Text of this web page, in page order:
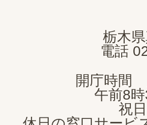
栃木
電話
開庁時間
午前8
祝